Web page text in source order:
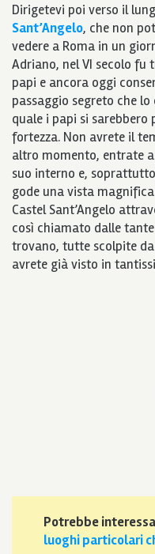
Dirigetevi poi verso il
Sant’Angelo, che non
vedere a Roma in un
Adriano, nel VI secolo
papi e ancora oggi
passaggio segreto che
quale i papi si
fortezza. Non avrete il
altro momento, entrate
suo interno e,
gode una vista
Castel Sant’Angelo
così chiamato dalle
trovano, tutte scolpite
avrete già visto in
Potrebbe
luoghi particolari